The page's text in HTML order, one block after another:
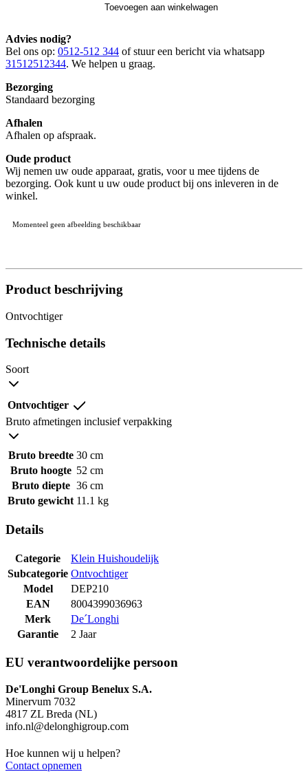
Toevoegen aan winkelwagen
Advies nodig?
Bel ons op: 0512-512 344 of stuur een bericht via whatsapp
31512512344. We helpen u graag.
Bezorging
Standaard bezorging
Afhalen
Afhalen op afspraak.
Oude product
Wij nemen uw oude apparaat, gratis, voor u mee tijdens de
bezorging. Ook kunt u uw oude product bij ons inleveren in de
winkel.
Momenteel geen afbeelding beschikbaar
Product beschrijving
Ontvochtiger
Technische details
Soort
Ontvochtiger
Bruto afmetingen inclusief verpakking
Bruto breedte 30 cm
Bruto hoogte 52 cm
Bruto diepte 36 cm
Bruto gewicht 11.1 kg
Details
Categorie
Klein Huishoudelijk
Subcategorie Ontvochtiger
Model
DEP210
EAN
8004399036963
Merk
De´Longhi
Garantie
2 Jaar
EU verantwoordelijke persoon
De'Longhi Group Benelux S.A.
Minervum 7032
4817 ZL Breda (NL)
info.nl@delonghigroup.com
Hoe kunnen wij u helpen?
Contact opnemen